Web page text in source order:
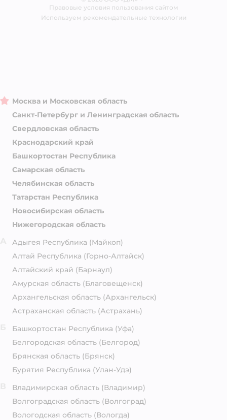
Правовые условия пользования сайтом
Используем рекомендательные технологии
Москва и Московская область
Санкт-Петербург и Ленинградская область
Свердловская область
Краснодарский край
Башкортостан Республика
Самарская область
Челябинская область
Татарстан Республика
Новосибирская область
Нижегородская область
Адыгея Республика (Майкоп)
Алтай Республика (Горно-Алтайск)
Алтайский край (Барнаул)
Амурская область (Благовещенск)
Архангельская область (Архангельск)
Астраханская область (Астрахань)
Башкортостан Республика (Уфа)
Белгородская область (Белгород)
Брянская область (Брянск)
Бурятия Республика (Улан-Удэ)
Владимирская область (Владимир)
Волгоградская область (Волгоград)
Вологодская область (Вологда)